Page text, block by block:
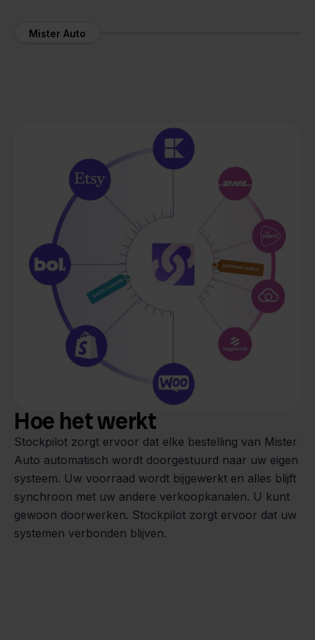
Mister Auto
Hoe het werkt
Stockpilot zorgt ervoor dat elke bestelling van Mister
Auto automatisch wordt doorgestuurd naar uw eigen
systeem. Uw voorraad wordt bijgewerkt en alles blijft
synchroon met uw andere verkoopkanalen. U kunt
gewoon doorwerken. Stockpilot zorgt ervoor dat uw
systemen verbonden blijven.